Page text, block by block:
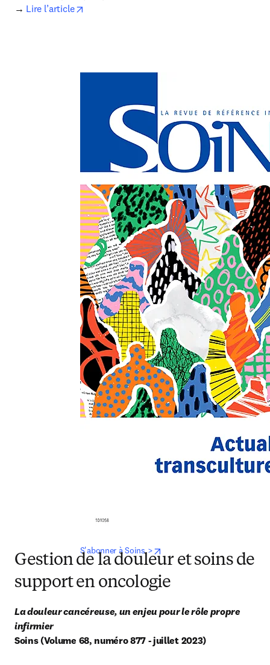
→ Lire l’article
S'abonner à Soins > opens in new tab/window
Gestion de la douleur et soins de
support en oncologie
La douleur cancéreuse, un enjeu pour le rôle propre
infirmier
Soins (Volume 68, numéro 877 - juillet 2023)